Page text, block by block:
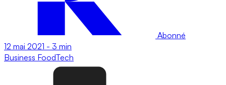
Abonné
12 mai 2021 - 3 min
Business FoodTech